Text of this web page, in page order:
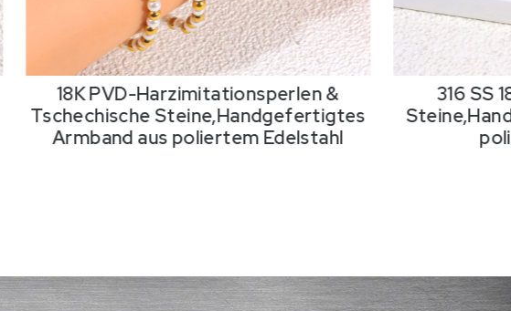
18K PVD-Harzimitationsperlen &
Tschechische Steine,Handgefertigtes
Armband aus poliertem Edelstahl
316 SS